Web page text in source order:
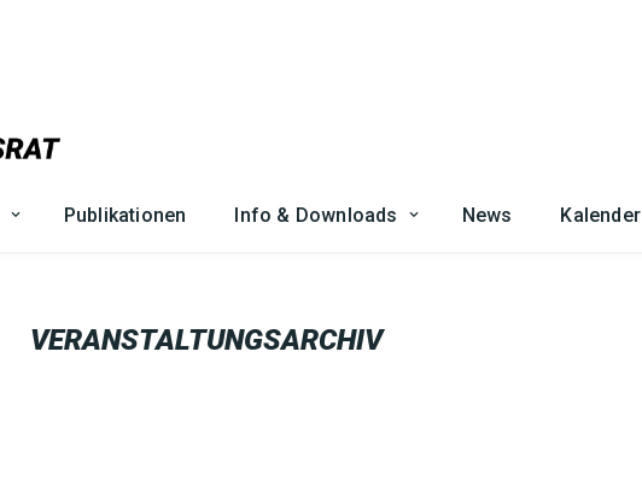
Publikationen Info & Downloads News Kalender
VERANSTALTUNGSARCHIV